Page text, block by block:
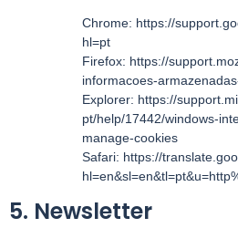
Chrome: https://
hl=pt
Firefox: https://
informacoes-
Explorer: https://
pt/help/17442/windows-
manage-cookies
Safari: https://
5. Newsletter